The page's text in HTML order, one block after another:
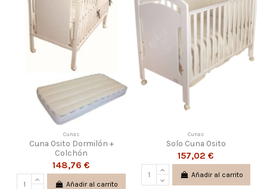
Cunas
Cuna Osito Dormilón +
Colchón
148,76 €
Añadir al carrito
Cunas
Solo Cuna Osito
157,02 €
Añadir al carrito